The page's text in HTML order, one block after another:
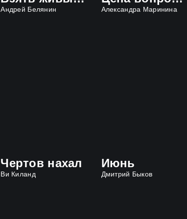
Андрей Белянин Александра Маринина
Чертов нахал
Ви Киланд
Июнь
Дмитрий Быков